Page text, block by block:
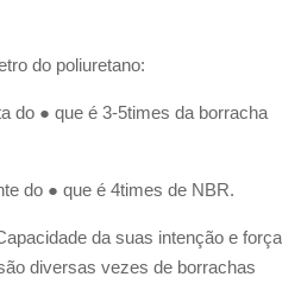
do poliuretano:
do ● que é 3-5times da borracha
do ● que é 4times de NBR.
da suas intenção e força
diversas vezes de borrachas